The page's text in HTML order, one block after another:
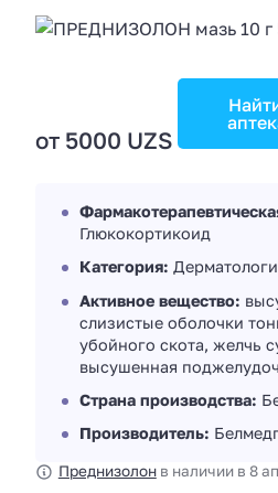
от 5000 UZS
Глюкокортикоид
Категория:
Активное вещество:
слизистые оболочки
убойного скота, желчь
высушенная
Страна производства:
Производитель:
Преднизолонв наличии в 8